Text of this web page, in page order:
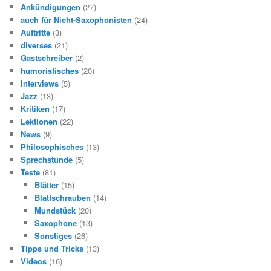
n
Ankündigungen (27)
auch für Nicht-Saxophonisten (24)
Auftritte (3)
diverses (21)
Gastschreiber (2)
humoristisches (20)
Interviews (5)
Jazz (13)
Kritiken (17)
Lektionen (22)
News (9)
Philosophisches (13)
Sprechstunde (5)
Teste (81)
Blätter(15)
Blattschrauben (14)
Mundstück(20)
Saxophone(13)
Sonstiges(26)
Tipps und Tricks (13)
Videos (16)